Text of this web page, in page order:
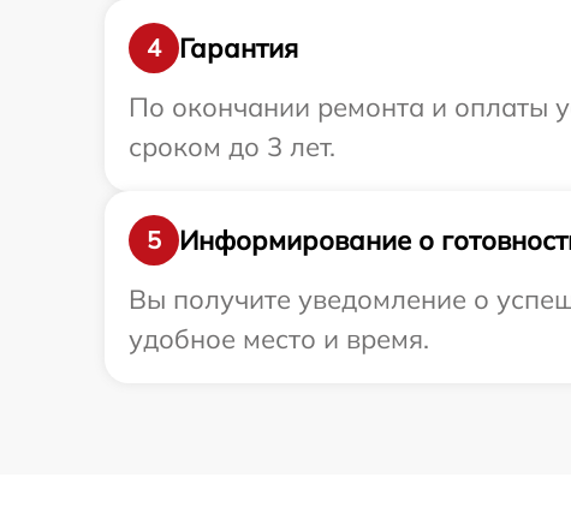
4
Гарантия
По окончании ремонта и оплаты
сроком до 3 лет.
5
Информирование о
Вы получите уведомление о
удобное место и время.